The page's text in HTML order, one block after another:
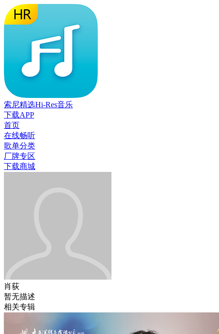
索尼精选Hi-Res音乐
下载APP
首页
在线畅听
歌单分类
厂牌专区
下载商城
肖荻
暂无描述
相关专辑